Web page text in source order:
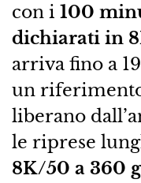
con i 100
dichiarati in
arriva fino a
un
liberano
le riprese
8K/50 a 360